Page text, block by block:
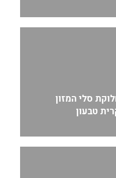
סלי המזון
טבעון